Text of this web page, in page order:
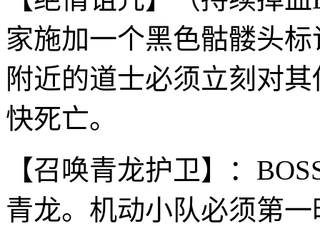
家施加一个黑色骷髅头
附近的道士必须立刻对
快死亡。
【召唤青龙护卫】：
青龙。机动小队必须第